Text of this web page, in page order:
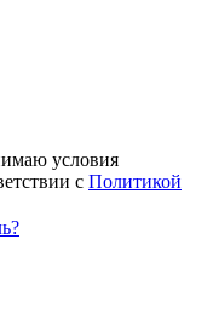
условия
с Политикой